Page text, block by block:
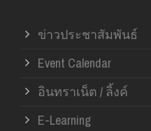
ข่าวประชาสัมพันธ์
Event Calendar
อินทราเน็ต / ลิ้งค์
E-Learning